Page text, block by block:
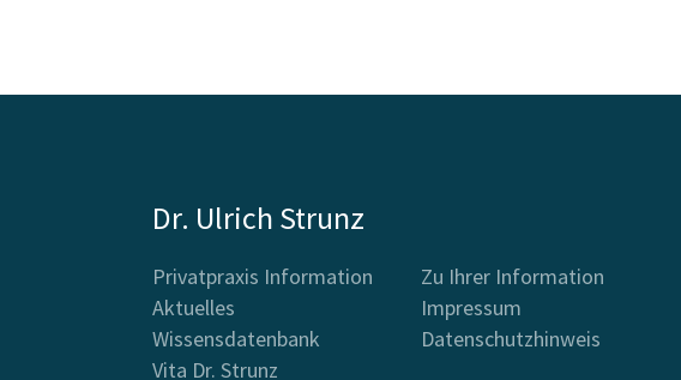
Dr. Ulrich Strunz
Privatpraxis Information
Aktuelles
Wissensdatenbank
Vita Dr. Strunz
Zu Ihrer Information
Impressum
Datenschutzhinweis